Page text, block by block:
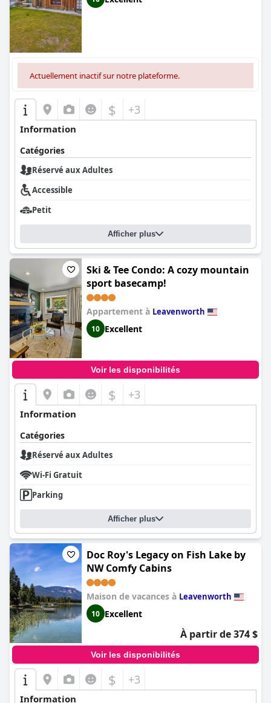
Actuellement inactif sur notre plateforme.
$ +3
Information
Catégories
Réservé aux Adultes
Accessible
Petit
Afficher plus
Ski & Tee Condo: A cozy mountain
sport basecamp!
Appartement à Leavenworth
10 Excellent
Voir les disponibilités
$ +3
Information
Catégories
Réservé aux Adultes
Wi-Fi Gratuit
Parking
Afficher plus
Doc Roy's Legacy on Fish Lake by
NW Comfy Cabins
Maison de vacances à Leavenworth
10 Excellent
À partir de 374 $
Voir les disponibilités
$ +3
Information